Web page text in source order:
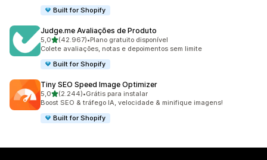
Built for Shopify
Judge.me Avaliações de Produto
5,0de 5 estrelas
(42.967)
42967 avaliações ao todo
•Plano gratuito disponível
Colete avaliações, notas e depoimentos sem limite
Built for Shopify
Tiny SEO Speed Image Optimizer
5,0de 5 estrelas
(2.244)
2244 avaliações ao todo
•Grátis para instalar
Boost SEO & tráfego IA, velocidade & minifique imagens!
Built for Shopify